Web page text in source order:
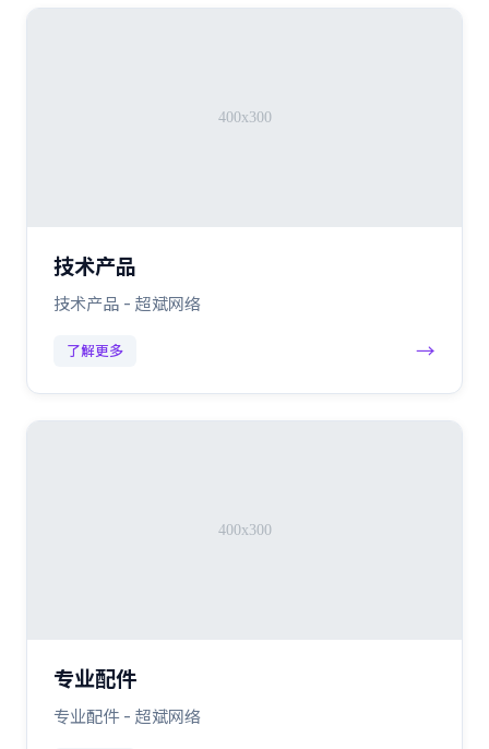
技术产品
技术产品 - 超斌网络
了解更多 →
专业配件
专业配件 - 超斌网络